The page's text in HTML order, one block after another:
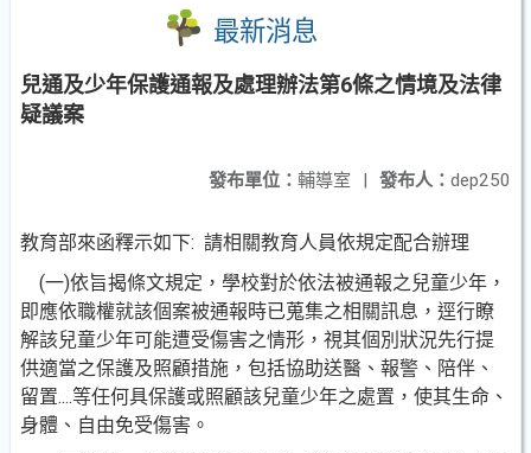
最新消息
兒通及少年保護通報及處理辦法第6條之情境及法律
疑議案
發布人： dep250
發布單位： 輔導室 |
教育部來函釋示如下: 請相關教育人員依規定配合辦理
(一)依旨揭條文規定，學校對於依法被通報之兒童少年，
即應依職權就該個案被通報時已蒐集之相關訊息，逕行瞭
解該兒童少年可能遭受傷害之情形，視其個別狀況先行提
供適當之保護及照顧措施，包括協助送醫、報警、陪伴、
留置....等任何具保護或照顧該兒童少年之處置，使其生命、
身體、自由免受傷害。